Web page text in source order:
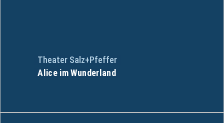
Theater Salz+Pfeffer
Alice im Wunderland